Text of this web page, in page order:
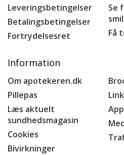
Leveringsbetingelser
Betalingsbetingelser
Fortrydelsesret
Se
Få
Information
Om apotekeren.dk
Pillepas
Læs aktuelt
sundhedsmagasin
Cookies
Bivirkninger